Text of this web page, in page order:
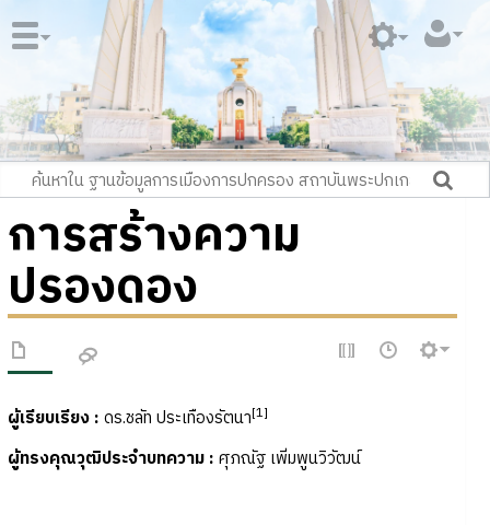
การสร้างความ
ปรองดอง
ผู้เรียบเรียง : ดร.ชลัท ประเทืองรัตนา[1]
ผู้ทรงคุณวุฒิประจำบทความ : ศุภณัฐ เพิ่มพูนวิวัฒน์